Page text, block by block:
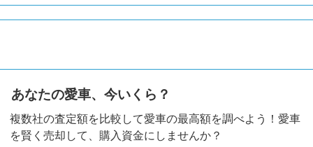
あなたの愛車、今いくら？
複数社の査定額を比較して愛車の最高額を調べよう！愛車
を賢く売却して、購入資金にしませんか？